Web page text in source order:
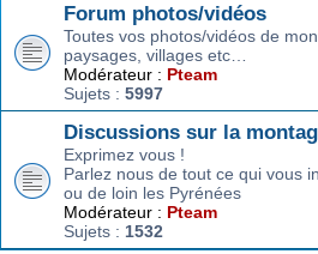
Forum photos/vidéos
Toutes vos photos/vidéos de
paysages, villages etc…
Modérateur : Pteam
Sujets : 5997
Discussions sur la
Exprimez vous !
Parlez nous de tout ce qui vous
ou de loin les Pyrénées
Modérateur : Pteam
Sujets : 1532